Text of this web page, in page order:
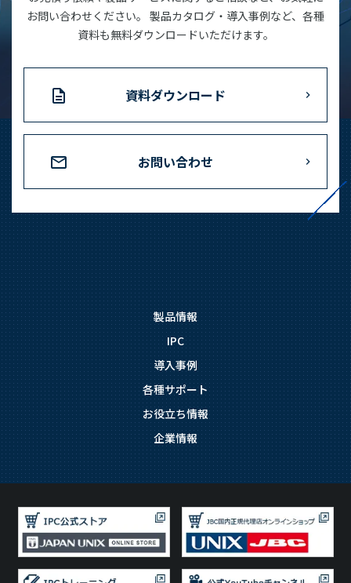
お問い合わせください。 製品カタログ・導入事例など、各種
資料も無料ダウンロードいただけます。
資料ダウンロード
お問い合わせ
製品情報
IPC
導入事例
各種サポート
お役立ち情報
企業情報